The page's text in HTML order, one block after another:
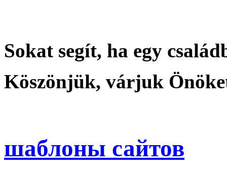
Sokat segít, ha egy
Köszönjük, várjuk
шаблоны сайтов